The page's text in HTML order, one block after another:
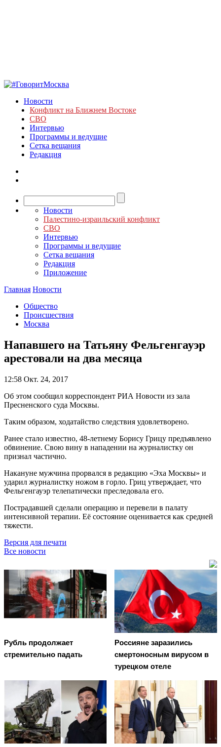
Новости
Конфликт на Ближнем Востоке
СВО
Интервью
Программы и ведущие
Сетка вещания
Редакция
Новости
Палестино-израильский конфликт
СВО
Интервью
Программы и ведущие
Сетка вещания
Редакция
Приложение
Главная Новости
Общество
Происшествия
Москва
Напавшего на Татьяну Фельгенгауэр
арестовали на два месяца
12:58 Окт. 24, 2017
Об этом сообщил корреспондент РИА Новости из зала
Пресненского суда Москвы.
Таким образом, ходатайство следствия удовлетворено.
Ранее стало известно, 48-летнему Борису Грицу предъявлено
обвинение. Свою вину в нападении на журналистку он
признал частично.
Накануне мужчина прорвался в редакцию «Эха Москвы» и
ударил журналистку ножом в горло. Гриц утверждает, что
Фельгенгауэр телепатически преследовала его.
Пострадавшей сделали операцию и перевели в палату
интенсивной терапии. Её состояние оценивается как средней
тяжести.
Версия для печати
Все новости
Рубль продолжает
стремительно падать
Россияне заразились
смертоносным вирусом в
турецком отеле